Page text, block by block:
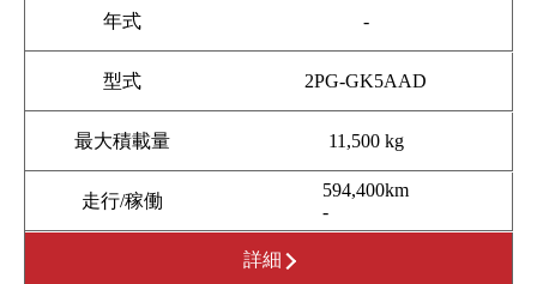
年式 -
型式 2PG-GK5AAD
最大積載量 11,500 kg
走行/稼働
594,400km
-
詳細